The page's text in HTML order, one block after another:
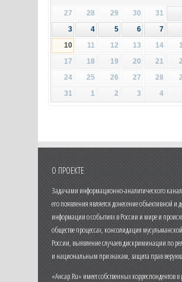
27 28 29 30 31
3
4 5 6 7
10
11 12 13 14
17
18 19 20 21
24
25 26 27 28
31
1 2 3 4
О ПРОЕКТЕ
Задачами информационно-аналитического
его появления является донесение объективной и
информации о событиях в России и мире и
обществе процессах, консолидация
России, выявление случаев дискриминации по
и национальным признакам, защита прав
«Ансар.Ru» имеет собственных корреспондентов